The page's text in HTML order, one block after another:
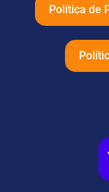
Política de